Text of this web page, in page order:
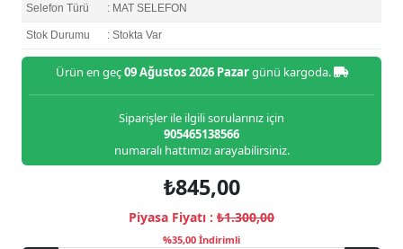
Selefon Türü : MAT SELEFON
Stok Durumu : Stokta Var
Ürün en geç09 Ağustos 2026 Pazargünü kargoda.
Siparişler ile ilgili sorularınız için
905465138566
numaralı hattımızı arayabilirsiniz.
₺845,00
Piyasa Fiyatı : ₺1.300,00
%35,00 İndirimli